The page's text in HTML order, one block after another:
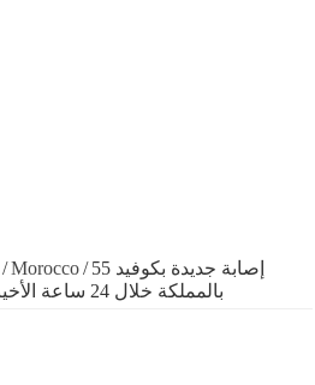
/Morocco/ 55 إصابة جديدة بكوفيد
بالمملكة خلال 24 ساعة الأخيرة حسب نشرة وزارة الصحة